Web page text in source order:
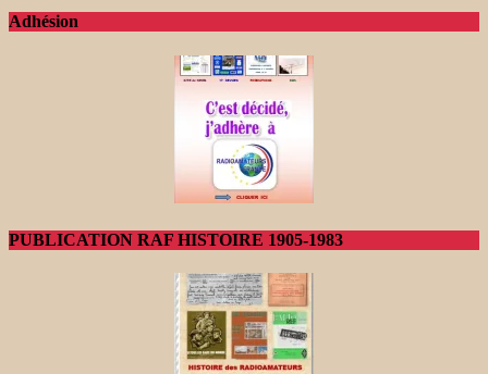
Adhésion
PUBLICATION RAF HISTOIRE 1905-1983